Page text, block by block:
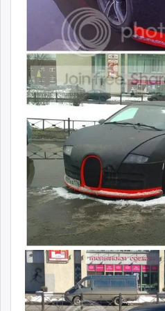
unuudur.mn
mglradio.com
fact.mn
itoim.mn
tumen.mn
shuum.mn
times.mn
tvmongolia.mn
mass.mn
unegui.mn
assa.mn
toim.mn
tac.mn
paparazzi.mn
unread.today